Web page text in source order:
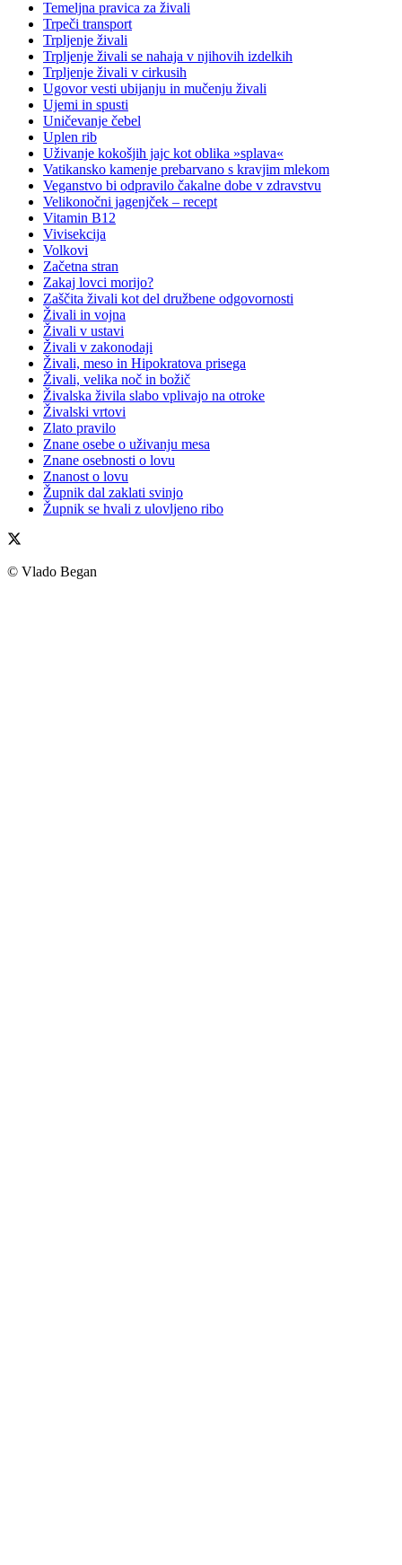
Temeljna pravica za živali
Trpeči transport
Trpljenje živali
Trpljenje živali se nahaja v njihovih izdelkih
Trpljenje živali v cirkusih
Ugovor vesti ubijanju in mučenju živali
Ujemi in spusti
Uničevanje čebel
Uplen rib
Uživanje kokošjih jajc kot oblika »splava«
Vatikansko kamenje prebarvano s kravjim mlekom
Veganstvo bi odpravilo čakalne dobe v zdravstvu
Velikonočni jagenjček – recept
Vitamin B12
Vivisekcija
Volkovi
Začetna stran
Zakaj lovci morijo?
Zaščita živali kot del družbene odgovornosti
Živali in vojna
Živali v ustavi
Živali v zakonodaji
Živali, meso in Hipokratova prisega
Živali, velika noč in božič
Živalska živila slabo vplivajo na otroke
Živalski vrtovi
Zlato pravilo
Znane osebe o uživanju mesa
Znane osebnosti o lovu
Znanost o lovu
Župnik dal zaklati svinjo
Župnik se hvali z ulovljeno ribo
© Vlado Began